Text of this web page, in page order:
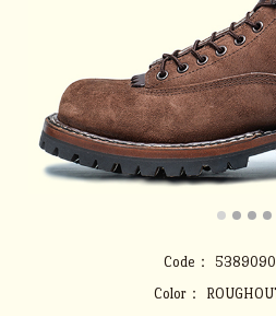
Code：
Color：